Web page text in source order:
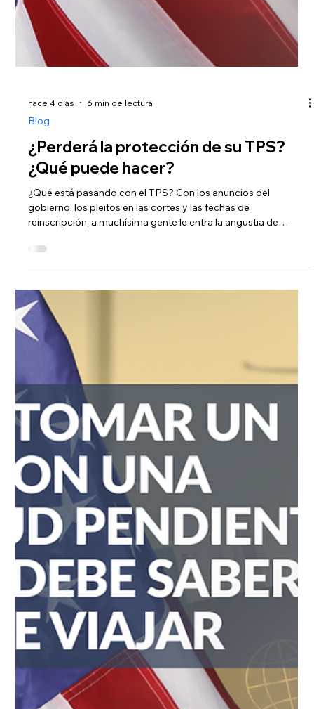
6 min de lectura
Blog
¿Perderá la protección de su TPS?
¿Qué puede hacer?
¿Qué está pasando con el TPS? Con los anuncios del
gobierno, los pleitos en las cortes y las fechas de
reinscripción, a muchísima gente le entra la angustia de
pensar si podrían perder esta protección o qué pasaría si el
programa para su país llega a su fin. Para conocer más sobre